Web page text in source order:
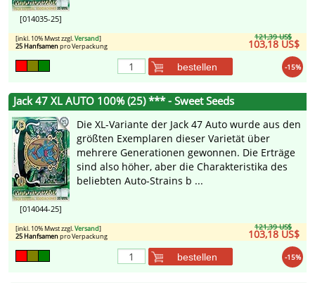
[014035-25]
121,39 US$
103,18 US$
[inkl. 10% Mwst zzgl.Versand]
25 Hanfsamenpro Verpackung
-15%
bestellen
Jack 47 XL AUTO 100% (25) *** - Sweet Seeds
[014044-25]
Die XL-Variante der Jack 47 Auto wurde aus den
größten Exemplaren dieser Varietät über
mehrere Generationen gewonnen. Die Erträge
sind also höher, aber die Charakteristika des
beliebten Auto-Strains b ...
121,39 US$
103,18 US$
[inkl. 10% Mwst zzgl.Versand]
25 Hanfsamenpro Verpackung
-15%
bestellen